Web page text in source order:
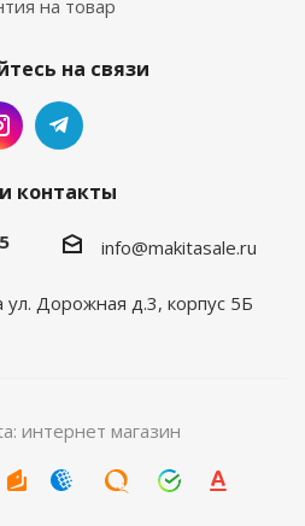
на товар
на связи
контакты
info@makitasale.ru
ул. Дорожная д.3, корпус 5Б
интернет магазин